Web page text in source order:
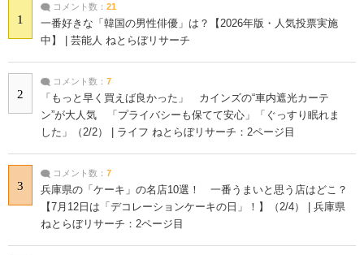
1
コメント数： 21
一番好きな「韓国の男性俳優」は？【2026年版・人気投票実施
中】 | 芸能人 ねとらぼリサーチ
2
コメント数： 7
「もっと早く買えば良かった」 カインズの“車内遮光カーテ
ン”が大人気 「プライバシーも保てて安心」「ぐっすり眠れま
した」（2/2） | ライフ ねとらぼリサーチ：2ページ目
3
コメント数： 7
兵庫県の「ケーキ」の名店10選！ 一番うまいと思う店はどこ？
【7月12日は「デコレーションケーキの日」！】（2/4） | 兵庫県
ねとらぼリサーチ：2ページ目